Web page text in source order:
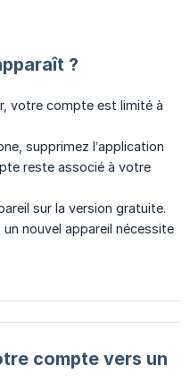
?
votre compte est limité à
supprimez l’application
reste associé à votre
sur la version gratuite.
nouvel appareil nécessite
compte vers un